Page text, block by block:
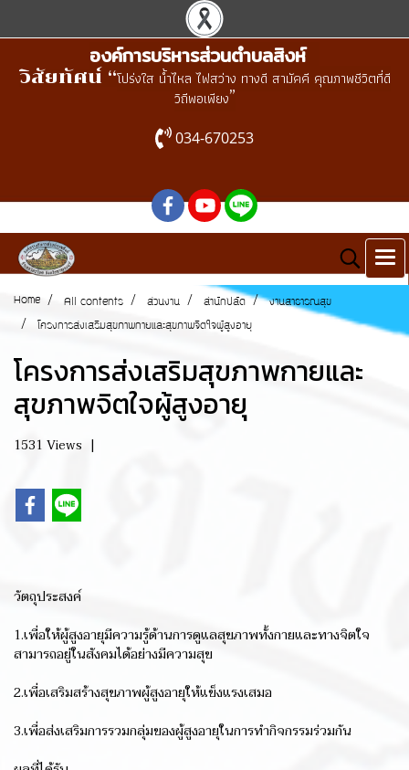
องค์การบริหารส่วนตำบลสิงห์
วิสัยทัศน์ “โปร่งใส น้ำไหล ไฟสว่าง ทางดี สามัคคี คุณภาพชีวิตที่ดี
วิถีพอเพียง”
034-670253
Home All contents ส่วนงาน สำนักปลัด งานสาธารณสุข
โครงการส่งเสริมสุขภาพกายและสุขภาพจิตใจผู้สูงอายุ
โครงการส่งเสริมสุขภาพกายและ
สุขภาพจิตใจผู้สูงอายุ
1531 Views |
วัตถุประสงค์
1.เพื่อให้ผู้สูงอายุมีความรู้ด้านการดูแลสุขภาพทั้งกายและทางจิตใจ
สามารถอยู่ในสังคมได้อย่างมีความสุข
2.เพื่อเสริมสร้างสุขภาพผู้สูงอายุให้แข็งแรงเสมอ
3.เพื่อส่งเสริมการรวมกลุ่มของผู้สูงอายุในการทำกิจกรรมร่วมกัน